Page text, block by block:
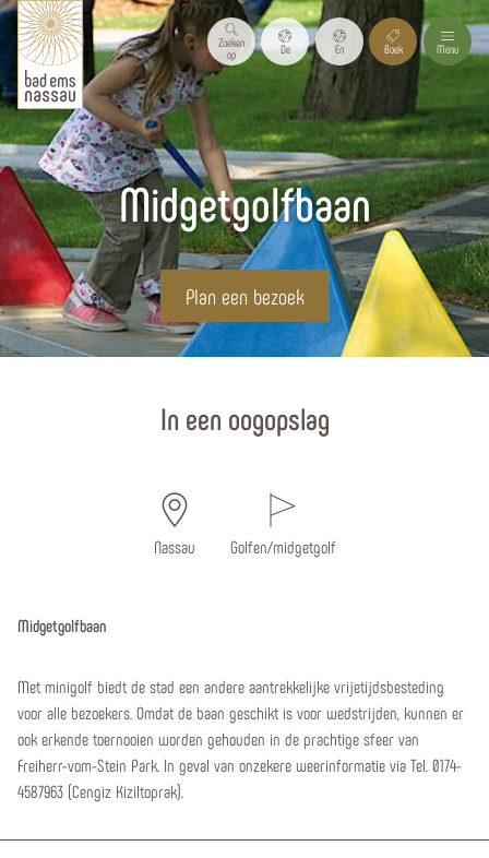
Zoeken
op
De En Boek Menu
Midgetgolfbaan
Plan een bezoek
In een oogopslag
Nassau Golfen/midgetgolf
Midgetgolfbaan
Met minigolf biedt de stad een andere aantrekkelijke vrijetijdsbesteding
voor alle bezoekers. Omdat de baan geschikt is voor wedstrijden, kunnen er
ook erkende toernooien worden gehouden in de prachtige sfeer van
Freiherr-vom-Stein Park. In geval van onzekere weerinformatie via Tel. 0174-
4587963 (Cengiz Kiziltoprak).